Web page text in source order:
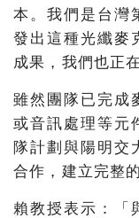
本。我們是台灣
發出這種光纖麥
成果，我們也正
雖然團隊已完成
或音訊處理等元
隊計劃與陽明交
合作，建立完整
賴教授表示：「